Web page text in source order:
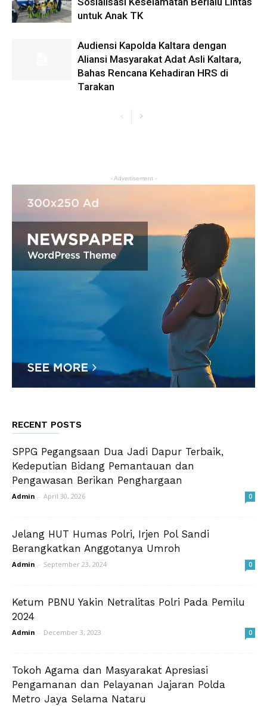
untuk Anak TK
Audiensi Kapolda Kaltara dengan
Aliansi Masyarakat Adat Asli Kaltara,
Bahas Rencana Kehadiran HRS di
Tarakan
- Advertisement -
RECENT POSTS
SPPG Pegangsaan Dua Jadi Dapur Terbaik,
Kedeputian Bidang Pemantauan dan
Pengawasan Berikan Penghargaan
Admin - April 30, 2026 0
Jelang HUT Humas Polri, Irjen Pol Sandi
Berangkatkan Anggotanya Umroh
Admin - September 23, 2024 0
Ketum PBNU Yakin Netralitas Polri Pada Pemilu
2024
Admin - December 3, 2023 0
Tokoh Agama dan Masyarakat Apresiasi
Pengamanan dan Pelayanan Jajaran Polda
Metro Jaya Selama Nataru